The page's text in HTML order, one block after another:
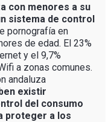
con menores a su
sistema de control
pornografía en
de edad. El 23%
y el 9,7%
a zonas comunes.
andaluza
existir
del consumo
proteger a los